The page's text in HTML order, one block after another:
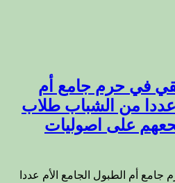
في حرم جامع أم
عددا من الشباب طلاب
على اصوليات
أم الطبول الجامع الأم عددا